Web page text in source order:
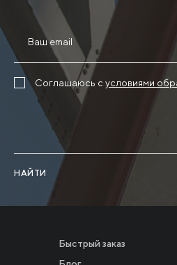
НАЙТИ
Соглашаюсь с условиями
Быстрый заказ